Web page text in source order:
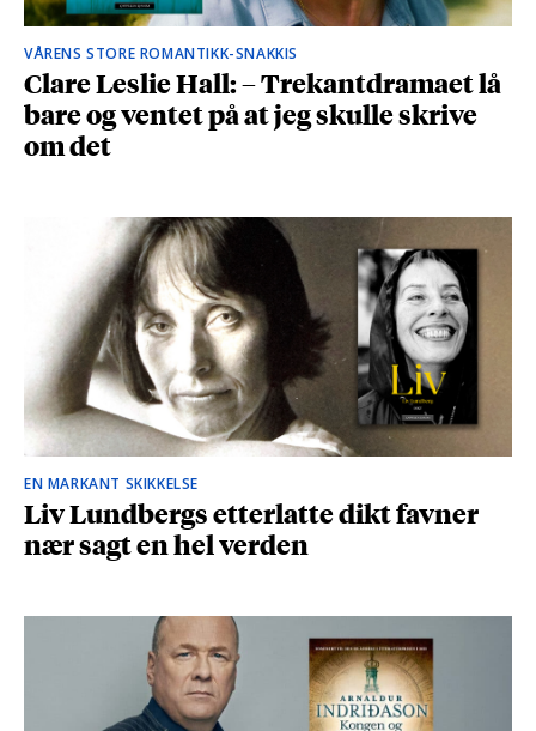
VÅRENS STORE ROMANTIKK-SNAKKIS
Clare Leslie Hall: – Trekantdramaet lå
bare og ventet på at jeg skulle skrive
om det
EN MARKANT SKIKKELSE
Liv Lundbergs etterlatte dikt favner
nær sagt en hel verden